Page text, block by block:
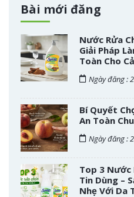
Bài mới đăng
Nước Rửa
Giải Pháp
Toàn Cho
Ngày đăng :
Bí Quyết
An Toàn
Ngày đăng :
Top 3 Nước
Tin Dùng –
Nhẹ Với Da